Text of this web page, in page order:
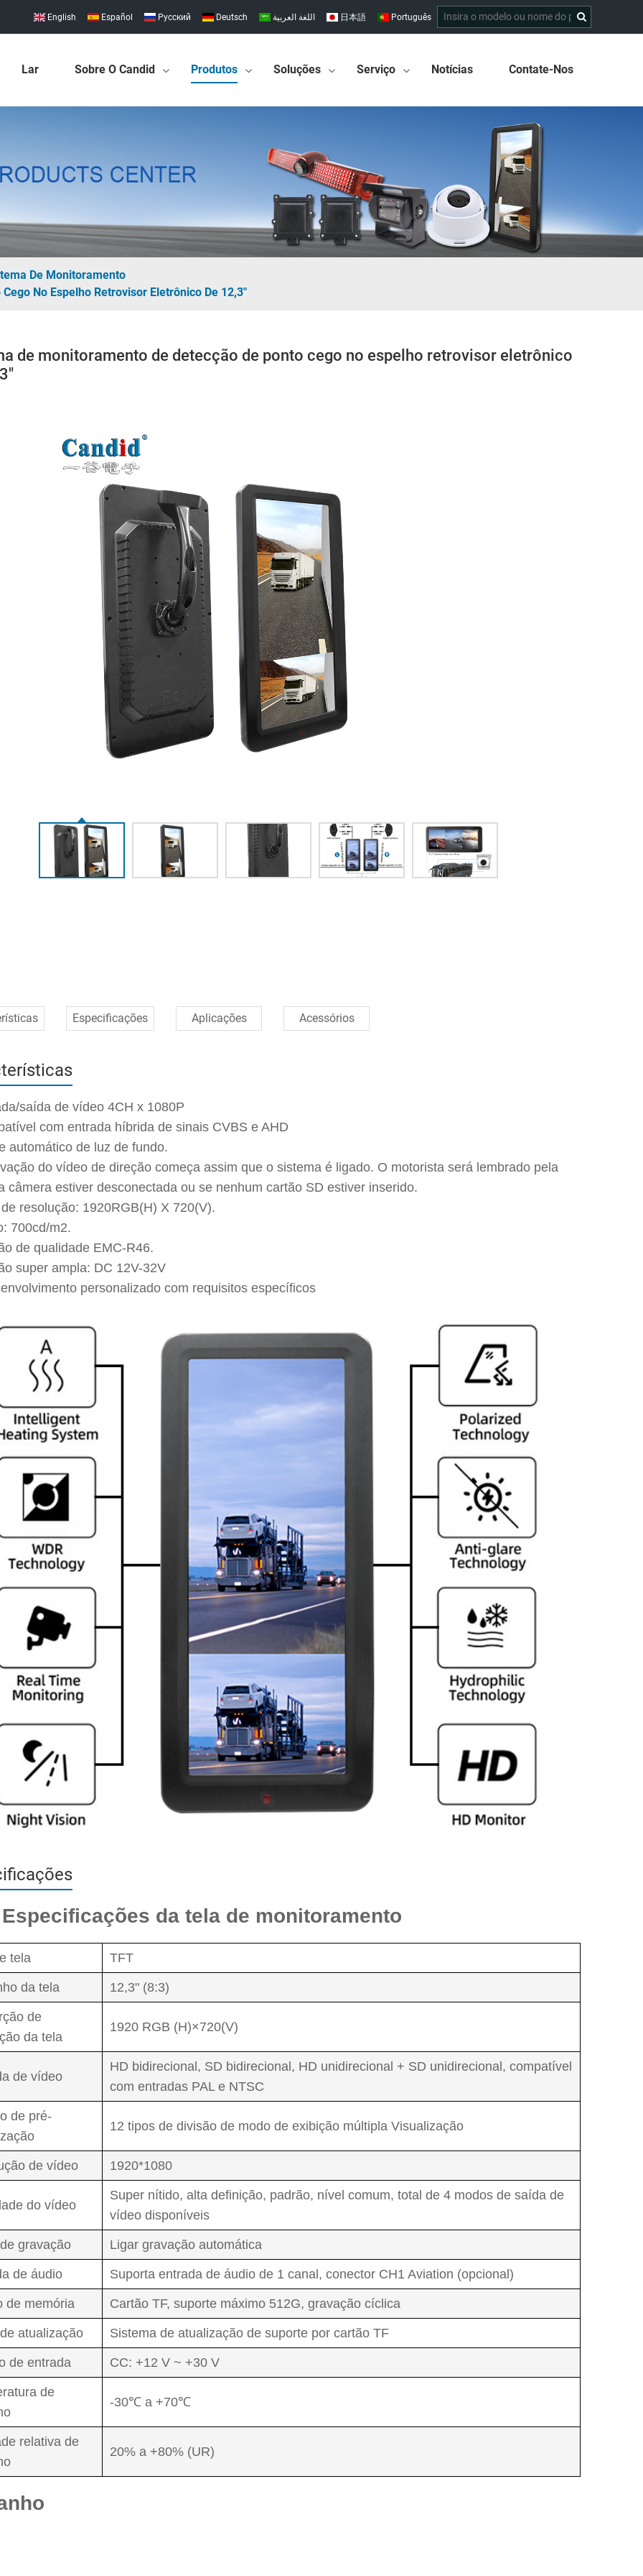
English Español Pусский Deutsch اللغة العربية 日本語 Português
Lar Sobre O Candid Produtos Soluções Serviço Notícias Contate-Nos
De Monitoramento
No Espelho Retrovisor Eletrônico De 12,3"
de monitoramento de detecção de ponto cego no espelho retrovisor eletrônico
Especificações Aplicações Acessórios
saída de vídeo 4CH x 1080P
com entrada híbrida de sinais CVBS e AHD
automático de luz de fundo.
do vídeo de direção começa assim que o sistema é ligado. O motorista será lembrado pela
câmera estiver desconectada ou se nenhum cartão SD estiver inserido.
resolução: 1920RGB(H) X 720(V).
700cd/m2.
de qualidade EMC-R46.
super ampla: DC 12V-32V
personalizado com requisitos específicos
Especificações da tela de monitoramento
tela TFT
da tela 12,3" (8:3)
de
da tela
1920 RGB (H)×720(V)
de vídeo
HD bidirecional, SD bidirecional, HD unidirecional + SD unidirecional, compatível
com entradas PAL e NTSC
de pré-
12 tipos de divisão de modo de exibição múltipla Visualização
de vídeo 1920*1080
do vídeo
Super nítido, alta definição, padrão, nível comum, total de 4 modos de saída de
vídeo disponíveis
gravação Ligar gravação automática
de áudio Suporta entrada de áudio de 1 canal, conector CH1 Aviation (opcional)
de memória Cartão TF, suporte máximo 512G, gravação cíclica
atualização Sistema de atualização de suporte por cartão TF
de entrada CC: +12 V ~ +30 V
de
-30℃ a +70℃
relativa de
20% a +80% (UR)